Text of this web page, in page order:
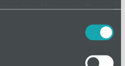
Ihrer Nutzung der Dienste